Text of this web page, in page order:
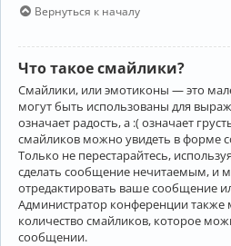
Вернуться к началу
Что такое смайлики?
Смайлики, или эмотиконы — это
могут быть использованы для
означает радость, а :( означает
смайликов можно увидеть в форме
Только не перестарайтесь,
сделать сообщение нечитаемым, и
отредактировать ваше сообщение
Администратор конференции также
количество смайликов, которое
сообщении.